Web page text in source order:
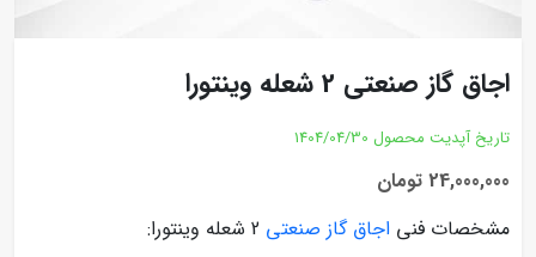
اجاق گاز صنعتی 2 شعله وینتورا
تاریخ آپدیت محصول 1404/04/30
24,000,000 تومان
مشخصات فنی اجاق گاز صنعتی